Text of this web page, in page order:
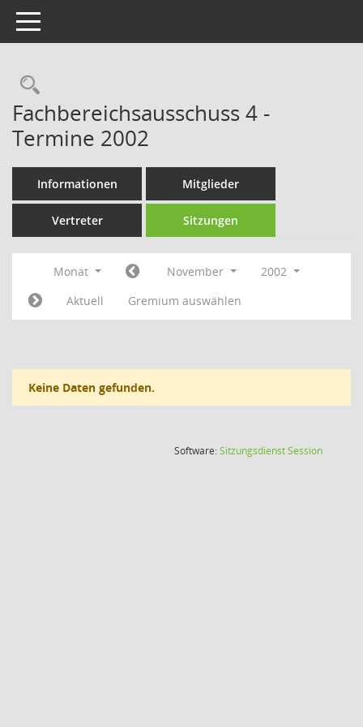
Toggle navigation
Rechercheauswahl
Fachbereichsausschuss 4 -
Termine 2002
Informationen Mitglieder
Vertreter Sitzungen
Monat November
2002
Aktuell
Gremium auswählen
Keine Daten gefunden.
Software:SitzungsdienstSession(Wird in